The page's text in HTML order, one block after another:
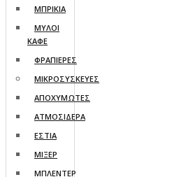
ΜΠΡΙΚΙΑ
ΜΥΛΟΙ
ΚΑΦΕ
ΦΡΑΠΙΕΡΕΣ
ΜΙΚΡΟΣΥΣΚΕΥΕΣ
ΑΠΟΧΥΜΩΤΕΣ
ΑΤΜΟΣΙΔΕΡΑ
ΕΣΤΙΑ
ΜΙΞΕΡ
ΜΠΛΕΝΤΕΡ